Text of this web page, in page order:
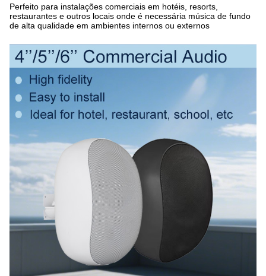
Perfeito para instalações comerciais em hotéis, resorts,
restaurantes e outros locais onde é necessária música de fundo
de alta qualidade em ambientes internos ou externos